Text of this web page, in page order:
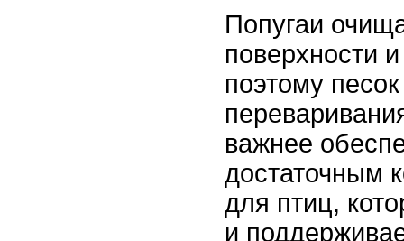
Попугаи
поверхности
поэтому
важнее
достаточным
для птиц,
и